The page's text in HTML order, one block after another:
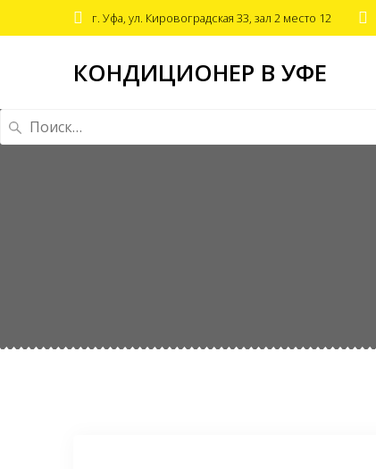
г. Уфа, ул. Кировоградская 33, зал 2 место 12
КОНДИЦИОНЕР В УФЕ
Найти: